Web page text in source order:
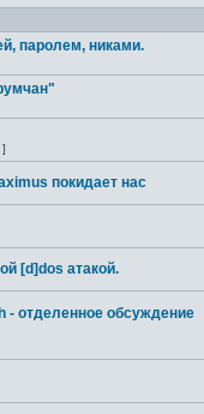
паролем, никами.
]
покидает нас
[d]dos атакой.
- отделенное обсуждение